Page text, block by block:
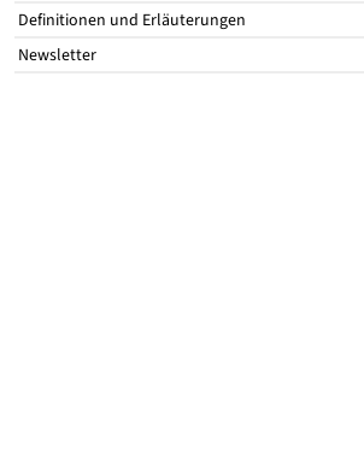
Definitionen und Erläuterungen
Newsletter